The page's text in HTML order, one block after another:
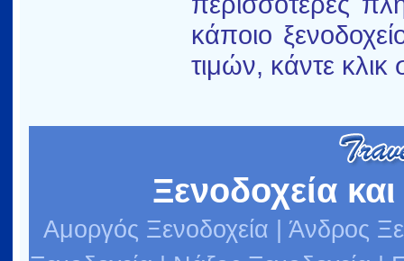
κάποιο
τιμών, κάντε κλικ
Ξενοδοχεία
Αμοργός Ξενοδοχεία |Άνδρος